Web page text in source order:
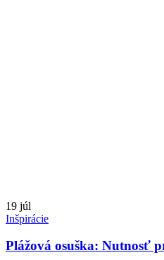
19 júl
Inšpirácie
Plážová osuška: Nutnosť